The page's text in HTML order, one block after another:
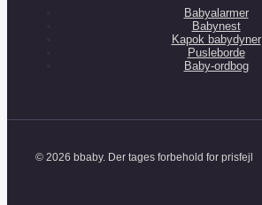
Babyalarmer
Babynest
Kapok babydyner
Pusleborde
Baby-ordbog
© 2026 bbaby. Der tages forbehold for prisfejl